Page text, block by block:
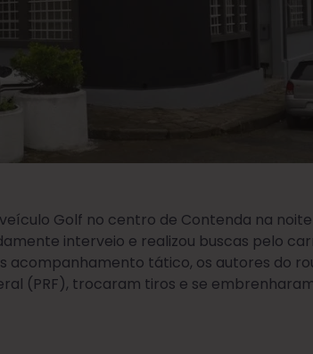
Golf no centro de Contenda na
interveio e realizou buscas pelo
acompanhamento tático, os autores do
(PRF), trocaram tiros e se